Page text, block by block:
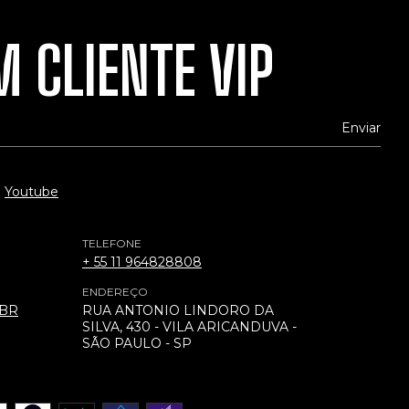
CLIENTE VIP
Youtube
TELEFONE
+ 55 11 964828808
ENDEREÇO
RUA ANTONIO LINDORO DA
SILVA, 430 - VILA ARICANDUVA -
SÃO PAULO - SP